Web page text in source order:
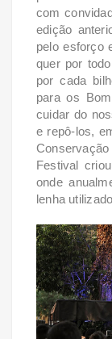
com
edição
pelo esforço
quer por
porcada
para os
cuidar do
e repô-los,
Festival
onde
lenha